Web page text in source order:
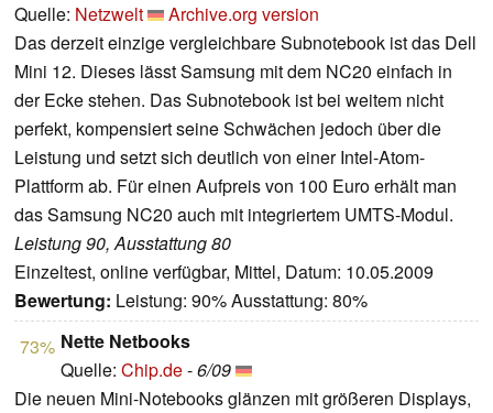
Quelle: Netzwelt
Archive.org version
Das derzeit einzige vergleichbare Subnotebook ist das Dell
Mini 12. Dieses lässt Samsung mit dem NC20 einfach in
der Ecke stehen. Das Subnotebook ist bei weitem nicht
perfekt, kompensiert seine Schwächen jedoch über die
Leistung und setzt sich deutlich von einer Intel-Atom-
Plattform ab. Für einen Aufpreis von 100 Euro erhält man
das Samsung NC20 auch mit integriertem UMTS-Modul.
Leistung 90, Ausstattung 80
Einzeltest, online verfügbar, Mittel, Datum: 10.05.2009
Bewertung: Leistung: 90% Ausstattung: 80%
73% Nette Netbooks
Quelle: Chip.de-6/09
Die neuen Mini-Notebooks glänzen mit größeren Displays,